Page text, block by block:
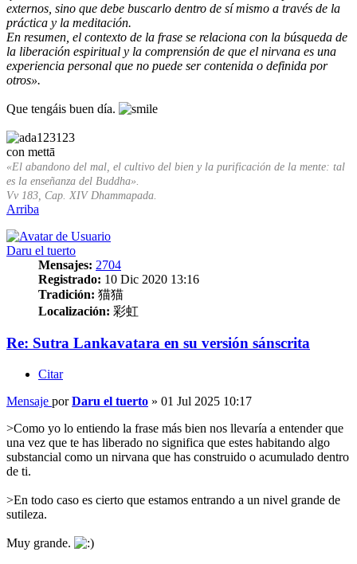
externos, sino que debe buscarlo dentro de sí mismo a través de la
práctica y la meditación.
En resumen, el contexto de la frase se relaciona con la búsqueda de
la liberación espiritual y la comprensión de que el nirvana es una
experiencia personal que no puede ser contenida o definida por
otros».
Que tengáis buen día.
con mettā
«El abandono del mal, el cultivo del bien y la purificación de la mente: tal
es la enseñanza del Buddha».
Vv 183, Cap. XIV Dhammapada.
Arriba
Daru el tuerto
Mensajes: 2704
Registrado: 10 Dic 2020 13:16
Tradición: 猫猫
Localización: 彩虹
Re: Sutra Lankavatara en su versión sánscrita
Citar
Mensaje porDaru el tuerto » 01 Jul 2025 10:17
>Como yo lo entiendo la frase más bien nos llevaría a entender que
una vez que te has liberado no significa que estes habitando algo
substancial como un nirvana que has construido o acumulado dentro
de ti.
>En todo caso es cierto que estamos entrando a un nivel grande de
sutileza.
Muy grande.